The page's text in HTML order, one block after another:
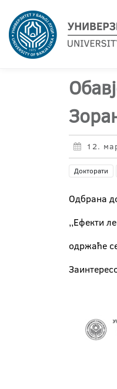
12.
Докторати
Oдбрана
,,Ефекти
одржаће